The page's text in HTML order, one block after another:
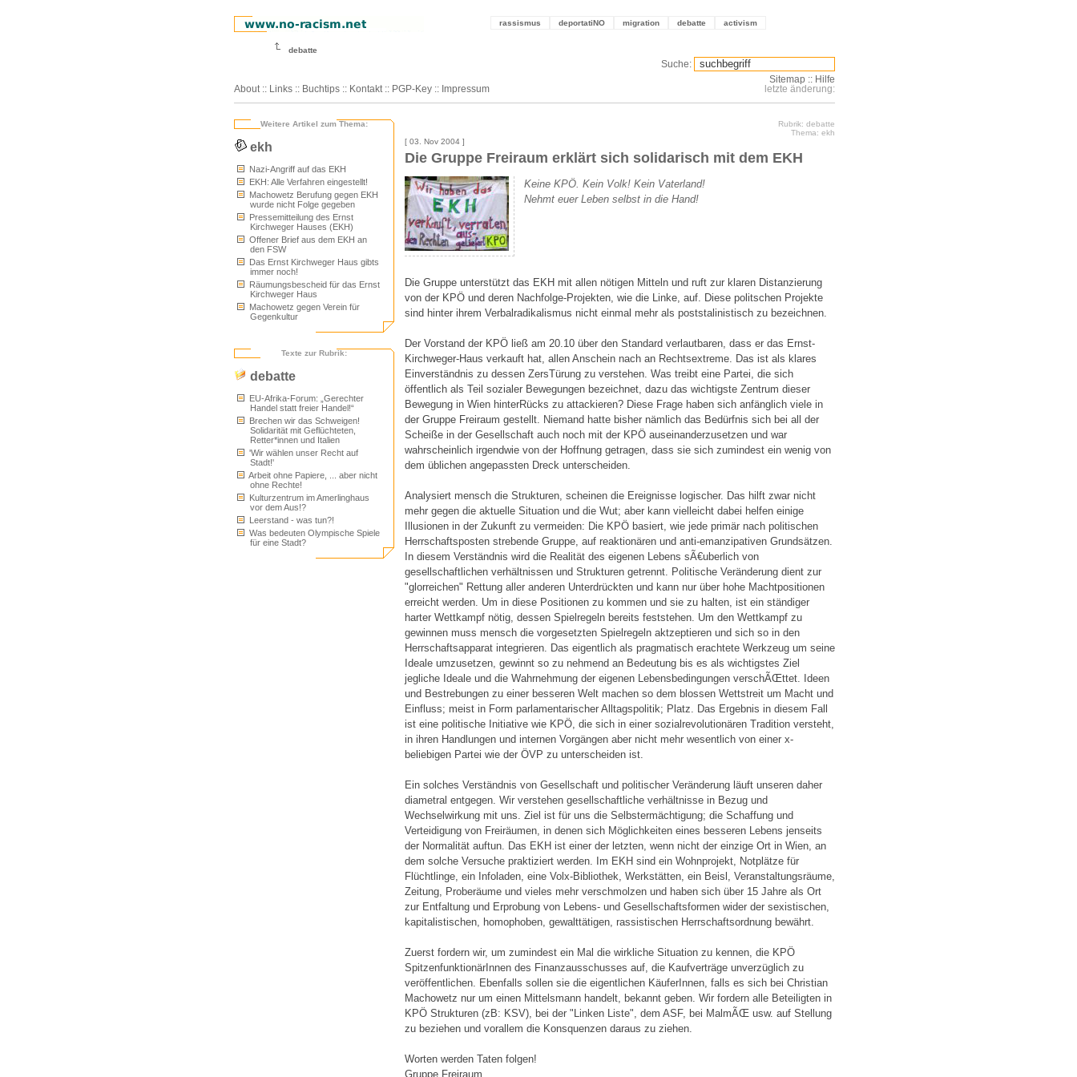
rassismus deportatiNO migration debatte activism
debatte
About :: Links :: Buchtips :: Kontakt :: PGP-Key :: Impressum
Suche:
Sitemap :: Hilfe
letzte änderung:
Weitere Artikel zum Thema:
ekh
Nazi-Angriff auf das EKH
EKH: Alle Verfahren eingestellt!
Machowetz Berufung gegen EKH
wurde nicht Folge gegeben
Pressemitteilung des Ernst
Kirchweger Hauses (EKH)
Offener Brief aus dem EKH an
den FSW
Das Ernst Kirchweger Haus gibts
immer noch!
Räumungsbescheid für das Ernst
Kirchweger Haus
Machowetz gegen Verein für
Gegenkultur
Texte zur Rubrik:
debatte
EU-Afrika-Forum: „Gerechter
Handel statt freier Handel!“
Brechen wir das Schweigen!
Solidarität mit Geflüchteten,
Retter*innen und Italien
'Wir wählen unser Recht auf
Stadt!'
Arbeit ohne Papiere, ... aber nicht
ohne Rechte!
Kulturzentrum im Amerlinghaus
vor dem Aus!?
Leerstand - was tun?!
Was bedeuten Olympische Spiele
für eine Stadt?
Rubrik: debatte
Thema: ekh
[ 03. Nov 2004 ]
Die Gruppe Freiraum erklärt sich solidarisch mit dem EKH
Keine KPÖ. Kein Volk! Kein Vaterland!
Nehmt euer Leben selbst in die Hand!
Die Gruppe unterstützt das EKH mit allen nötigen Mitteln und ruft zur klaren Distanzierung
von der KPÖ und deren Nachfolge-Projekten, wie die Linke, auf. Diese politschen Projekte
sind hinter ihrem Verbalradikalismus nicht einmal mehr als poststalinistisch zu bezeichnen.
Der Vorstand der KPÖ ließ am 20.10 über den Standard verlautbaren, dass er das Ernst-
Kirchweger-Haus verkauft hat, allen Anschein nach an Rechtsextreme. Das ist als klares
Einverständnis zu dessen ZersTürung zu verstehen. Was treibt eine Partei, die sich
öffentlich als Teil sozialer Bewegungen bezeichnet, dazu das wichtigste Zentrum dieser
Bewegung in Wien hinterRücks zu attackieren? Diese Frage haben sich anfänglich viele in
der Gruppe Freiraum gestellt. Niemand hatte bisher nämlich das Bedürfnis sich bei all der
Scheiße in der Gesellschaft auch noch mit der KPÖ auseinanderzusetzen und war
wahrscheinlich irgendwie von der Hoffnung getragen, dass sie sich zumindest ein wenig von
dem üblichen angepassten Dreck unterscheiden.
Analysiert mensch die Strukturen, scheinen die Ereignisse logischer. Das hilft zwar nicht
mehr gegen die aktuelle Situation und die Wut; aber kann vielleicht dabei helfen einige
Illusionen in der Zukunft zu vermeiden: Die KPÖ basiert, wie jede primär nach politischen
Herrschaftsposten strebende Gruppe, auf reaktionären und anti-emanzipativen Grundsätzen.
In diesem Verständnis wird die Realität des eigenen Lebens sÃ€uberlich von
gesellschaftlichen verhältnissen und Strukturen getrennt. Politische Veränderung dient zur
"glorreichen" Rettung aller anderen Unterdrückten und kann nur über hohe Machtpositionen
erreicht werden. Um in diese Positionen zu kommen und sie zu halten, ist ein ständiger
harter Wettkampf nötig, dessen Spielregeln bereits feststehen. Um den Wettkampf zu
gewinnen muss mensch die vorgesetzten Spielregeln aktzeptieren und sich so in den
Herrschaftsapparat integrieren. Das eigentlich als pragmatisch erachtete Werkzeug um seine
Ideale umzusetzen, gewinnt so zu nehmend an Bedeutung bis es als wichtigstes Ziel
jegliche Ideale und die Wahrnehmung der eigenen Lebensbedingungen verschÃŒttet. Ideen
und Bestrebungen zu einer besseren Welt machen so dem blossen Wettstreit um Macht und
Einfluss; meist in Form parlamentarischer Alltagspolitik; Platz. Das Ergebnis in diesem Fall
ist eine politische Initiative wie KPÖ, die sich in einer sozialrevolutionären Tradition versteht,
in ihren Handlungen und internen Vorgängen aber nicht mehr wesentlich von einer x-
beliebigen Partei wie der ÖVP zu unterscheiden ist.
Ein solches Verständnis von Gesellschaft und politischer Veränderung läuft unseren daher
diametral entgegen. Wir verstehen gesellschaftliche verhältnisse in Bezug und
Wechselwirkung mit uns. Ziel ist für uns die Selbstermächtigung; die Schaffung und
Verteidigung von Freiräumen, in denen sich Möglichkeiten eines besseren Lebens jenseits
der Normalität auftun. Das EKH ist einer der letzten, wenn nicht der einzige Ort in Wien, an
dem solche Versuche praktiziert werden. Im EKH sind ein Wohnprojekt, Notplätze für
Flüchtlinge, ein Infoladen, eine Volx-Bibliothek, Werkstätten, ein Beisl, Veranstaltungsräume,
Zeitung, Proberäume und vieles mehr verschmolzen und haben sich über 15 Jahre als Ort
zur Entfaltung und Erprobung von Lebens- und Gesellschaftsformen wider der sexistischen,
kapitalistischen, homophoben, gewalttätigen, rassistischen Herrschaftsordnung bewährt.
Zuerst fordern wir, um zumindest ein Mal die wirkliche Situation zu kennen, die KPÖ
SpitzenfunktionärInnen des Finanzausschusses auf, die Kaufverträge unverzüglich zu
veröffentlichen. Ebenfalls sollen sie die eigentlichen KäuferInnen, falls es sich bei Christian
Machowetz nur um einen Mittelsmann handelt, bekannt geben. Wir fordern alle Beteiligten in
KPÖ Strukturen (zB: KSV), bei der "Linken Liste", dem ASF, bei MalmÃŒ usw. auf Stellung
zu beziehen und vorallem die Konsquenzen daraus zu ziehen.
Worten werden Taten folgen!
Gruppe Freiraum